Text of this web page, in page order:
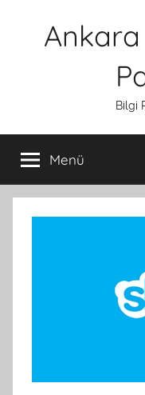
Bilgi
Menü